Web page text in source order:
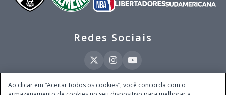
Redes Sociais
Ao clicar em “Aceitar todos os cookies”, você concorda com o